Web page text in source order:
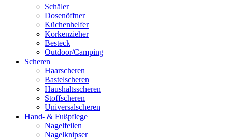
Schäler
Dosenöffner
Küchenhelfer
Korkenzieher
Besteck
Outdoor/Camping
Scheren
Haarscheren
Bastelscheren
Haushaltsscheren
Stoffscheren
Universalscheren
Hand- & Fußpflege
Nagelfeilen
Nagelknipser